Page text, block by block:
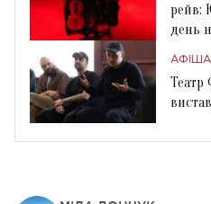
рейв:
день
АФІША
Театр